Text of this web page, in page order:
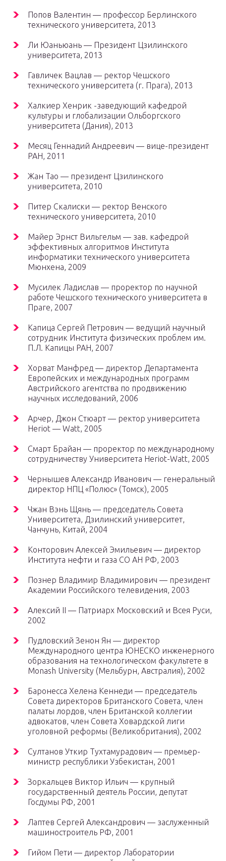
Попов Валентин — профессор Берлинского
технического университета, 2013
Ли Юаньюань — Президент Цзилинского
университета, 2013
Гавличек Вацлав — ректор Чешского
технического университета (г. Прага), 2013
Халкиер Хенрик -заведующий кафедрой
культуры и глобализации Ольборгского
университета (Дания), 2013
Месяц Геннадий Андреевич — вице-президент
РАН, 2011
Жан Тао — президент Цзилинского
университета, 2010
Питер Скалиски — ректор Венского
технического университета, 2010
Майер Эрнст Вильгельм — зав. кафедрой
эффективных алгоритмов Института
информатики технического университета
Мюнхена, 2009
Мусилек Ладислав — проректор по научной
работе Чешского технического университета в
Праге, 2007
Капица Сергей Петрович — ведущий научный
сотрудник Института физических проблем им.
П.Л. Капицы РАН, 2007
Хорват Манфред — директор Департамента
Европейских и международных программ
Австрийского агентства по продвижению
научных исследований, 2006
Арчер, Джон Стюарт — ректор университета
Heriot — Watt, 2005
Смарт Брайан — проректор по международному
сотрудничеству Университета Heriot-Watt, 2005
Чернышев Александр Иванович — генеральный
директор НПЦ «Полюс» (Томск), 2005
Чжан Вэнь Щянь — председатель Совета
Университета, Дзилинский университет,
Чанчунь, Китай, 2004
Конторович Алексей Эмильевич — директор
Института нефти и газа СО АН РФ, 2003
Познер Владимир Владимирович — президент
Академии Российского телевидения, 2003
Алексий II — Патриарх Московский и Всея Руси,
2002
Пудловский Зенон Ян — директор
Международного центра ЮНЕСКО инженерного
образования на технологическом факультете в
Monash University (Мельбурн, Австралия), 2002
Баронесса Хелена Кеннеди — председатель
Совета директоров Британского Совета, член
палаты лордов, член Британской коллегии
адвокатов, член Совета Ховардской лиги
уголовной реформы (Великобритания), 2002
Султанов Уткир Тухтамурадович — премьер-
министр республики Узбекистан, 2001
Зоркальцев Виктор Ильич — крупный
государственный деятель России, депутат
Госдумы РФ, 2001
Лаптев Сергей Александрович — заслуженный
машиностроитель РФ, 2001
Гийом Пети — директор Лаборатории